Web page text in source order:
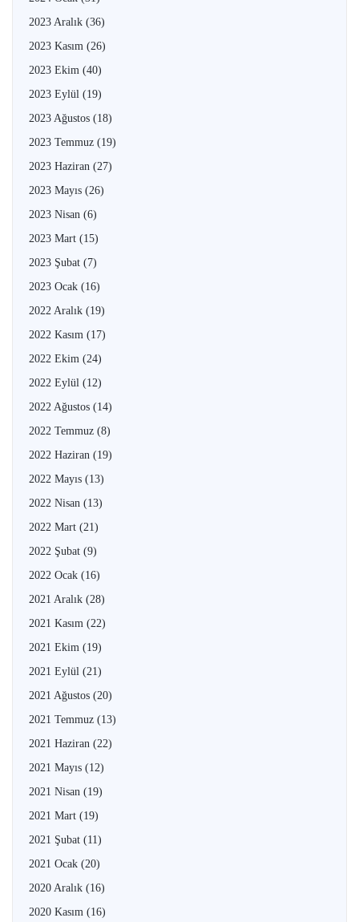
2023 Aralık (36)
2023 Kasım (26)
2023 Ekim (40)
2023 Eylül (19)
2023 Ağustos (18)
2023 Temmuz (19)
2023 Haziran (27)
2023 Mayıs (26)
2023 Nisan (6)
2023 Mart (15)
2023 Şubat (7)
2023 Ocak (16)
2022 Aralık (19)
2022 Kasım (17)
2022 Ekim (24)
2022 Eylül (12)
2022 Ağustos (14)
2022 Temmuz (8)
2022 Haziran (19)
2022 Mayıs (13)
2022 Nisan (13)
2022 Mart (21)
2022 Şubat (9)
2022 Ocak (16)
2021 Aralık (28)
2021 Kasım (22)
2021 Ekim (19)
2021 Eylül (21)
2021 Ağustos (20)
2021 Temmuz (13)
2021 Haziran (22)
2021 Mayıs (12)
2021 Nisan (19)
2021 Mart (19)
2021 Şubat (11)
2021 Ocak (20)
2020 Aralık (16)
2020 Kasım (16)